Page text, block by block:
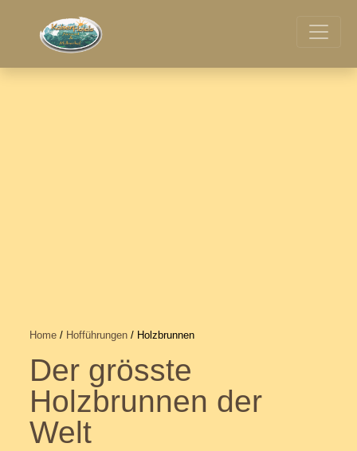
Home / Hofführungen / Holzbrunnen
Der grösste
Holzbrunnen der
Welt